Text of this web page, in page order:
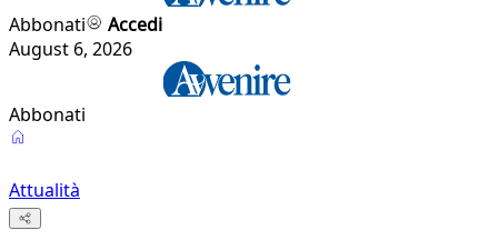
Abbonati
Accedi
August 6, 2026
Abbonati
Attualità